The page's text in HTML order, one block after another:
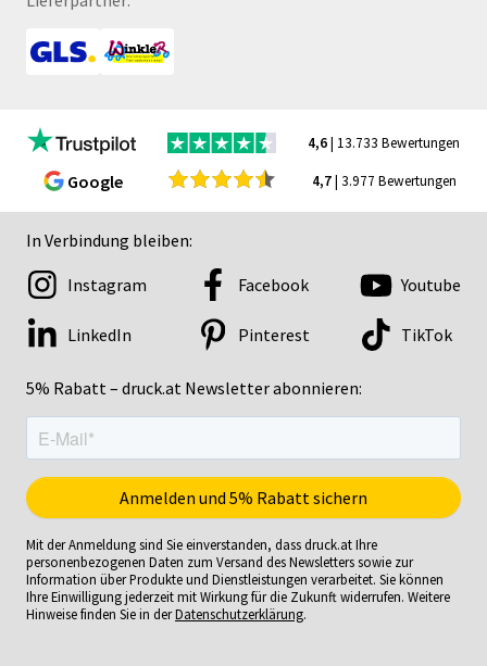
4,6| 13.733 Bewertungen
Google 4,7| 3.977 Bewertungen
In Verbindung bleiben:
5% Rabatt – druck.at Newsletter abonnieren:
Instagram Facebook Youtube
LinkedIn Pinterest TikTok
Mit der Anmeldung sind Sie einverstanden, dass druck.at Ihre
personenbezogenen Daten zum Versand des Newsletters sowie zur
Information über Produkte und Dienstleistungen verarbeitet. Sie können
Ihre Einwilligung jederzeit mit Wirkung für die Zukunft widerrufen. Weitere
Hinweise finden Sie in derDatenschutzerklärung.